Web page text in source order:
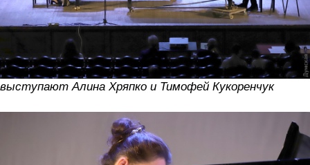
выступают Алина Хряпко и Тимофей Кукоренчук